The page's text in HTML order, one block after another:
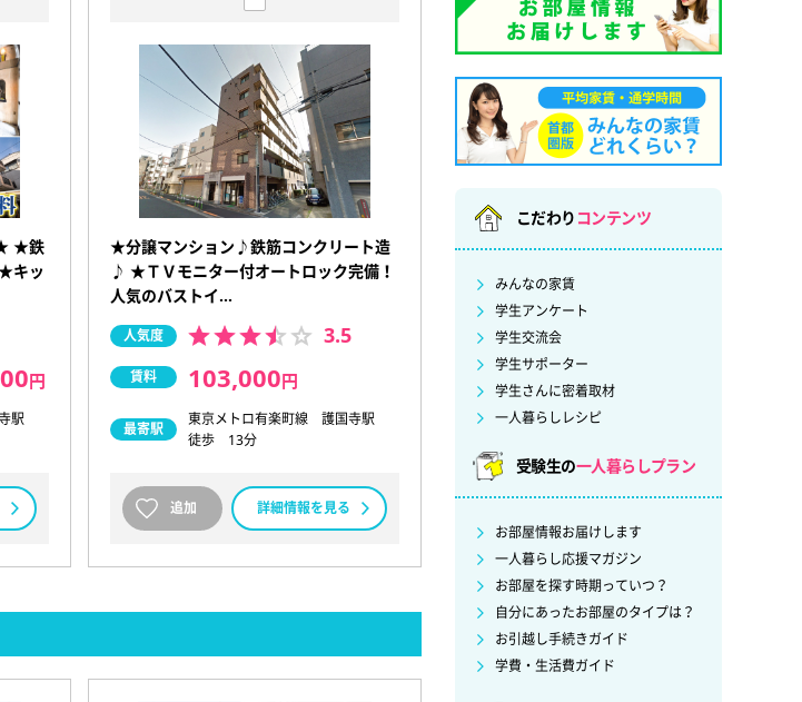
★鉄
キッ
円
駅
★分譲マンション♪鉄筋コンクリート造
♪ ★ＴＶモニター付オートロック完備！
人気のバストイ…
人気度 3.5
賃料 103,000円
最寄駅
東京メトロ有楽町線 護国寺駅
徒歩 13分
追加 詳細情報を見る
こだわり コンテンツ
みんなの家賃
学生アンケート
学生交流会
学生サポーター
学生さんに密着取材
一人暮らしレシピ
受験生の一人暮らしプラン
お部屋情報お届けします
一人暮らし応援マガジン
お部屋を探す時期っていつ？
自分にあったお部屋のタイプは？
お引越し手続きガイド
学費・生活費ガイド